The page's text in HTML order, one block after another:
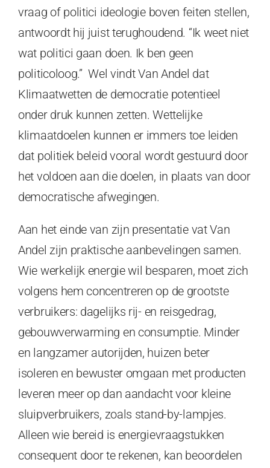
vraag of politici ideologie boven feiten stellen,
antwoordt hij juist terughoudend. “Ik weet niet
wat politici gaan doen. Ik ben geen
politicoloog.” Wel vindt Van Andel dat
Klimaatwetten de democratie potentieel
onder druk kunnen zetten. Wettelijke
klimaatdoelen kunnen er immers toe leiden
dat politiek beleid vooral wordt gestuurd door
het voldoen aan die doelen, in plaats van door
democratische afwegingen.
Aan het einde van zijn presentatie vat Van
Andel zijn praktische aanbevelingen samen.
Wie werkelijk energie wil besparen, moet zich
volgens hem concentreren op de grootste
verbruikers: dagelijks rij- en reisgedrag,
gebouwverwarming en consumptie. Minder
en langzamer autorijden, huizen beter
isoleren en bewuster omgaan met producten
leveren meer op dan aandacht voor kleine
sluipverbruikers, zoals stand-by-lampjes.
Alleen wie bereid is energievraagstukken
consequent door te rekenen, kan beoordelen